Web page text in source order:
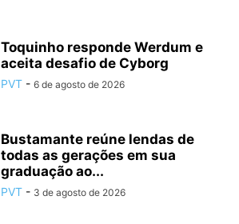
Toquinho responde Werdum e
aceita desafio de Cyborg
PVT - 6 de agosto de 2026
Bustamante reúne lendas de
todas as gerações em sua
graduação ao...
PVT - 3 de agosto de 2026